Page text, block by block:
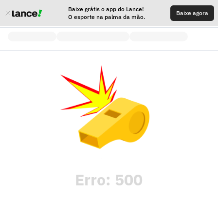
Baixe grátis o app do Lance!
O esporte na palma da mão.
Baixe agora
Erro: 500